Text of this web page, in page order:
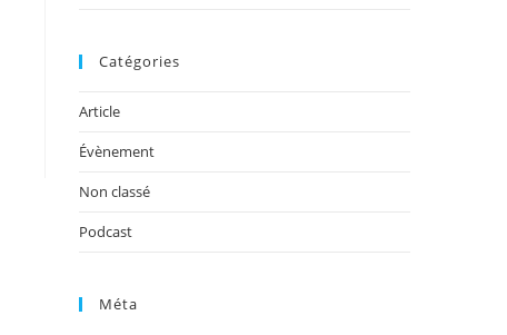
Catégories
Article
Évènement
Non classé
Podcast
Méta